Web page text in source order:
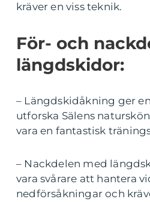
kräver en viss teknik.
För- och
längdskidor:
– Längdskidåkning ger
utforska Sälens
vara en fantastisk
– Nackdelen med
vara svårare att hantera
nedförsåkningar och